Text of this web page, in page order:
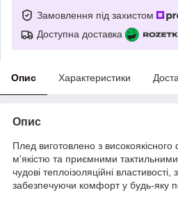
Замовлення під захистом
Доступна доставка
Опис Характеристики
Опис
Плед виготовлено з високоякісного
м'якістю та приємними
чудові теплоізоляційні властивості,
забезпечуючи комфорт у будь-яку